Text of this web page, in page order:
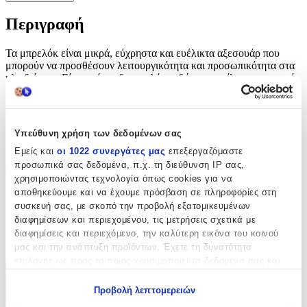
Υπεύθυνη χρήση των δεδομένων σας
Εμείς και οι 1022 συνεργάτες μας επεξεργαζόμαστε
προσωπικά σας δεδομένα, π.χ. τη διεύθυνση IP σας,
χρησιμοποιώντας τεχνολογία όπως cookies για να
αποθηκεύουμε και να έχουμε πρόσβαση σε πληροφορίες στη
συσκευή σας, με σκοπό την προβολή εξατομικευμένων
διαφημίσεων και περιεχομένου, τις μετρήσεις σχετικά με
διαφημίσεις και περιεχόμενο, την καλύτερη εικόνα του κοινού
μας και την ανάπτυξη προϊόντων. Έχετε τη δυνατότητα
Προβολή λεπτομερειών
Περιγραφή
Τα μπρελόκ είναι μικρά, εύχρηστα και ευέλικτα αξεσουάρ που
μπορούν να προσθέσουν λειτουργικότητα και προσωπικότητα στα
κλειδιά σας. Είναι επίσης δημοφιλή ως δώρα για φίλους, συγγενείς
ή συναδέλφους, καθώς μπορείτε να επιλέξετε ένα μπρελόκ που
Χαρακτηριστικά
Τύπος
Μπρελόκ
Κατασκευαστής:
OEM